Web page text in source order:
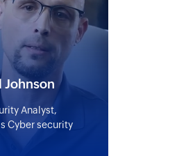
Johnson
Analyst,
Cyber security